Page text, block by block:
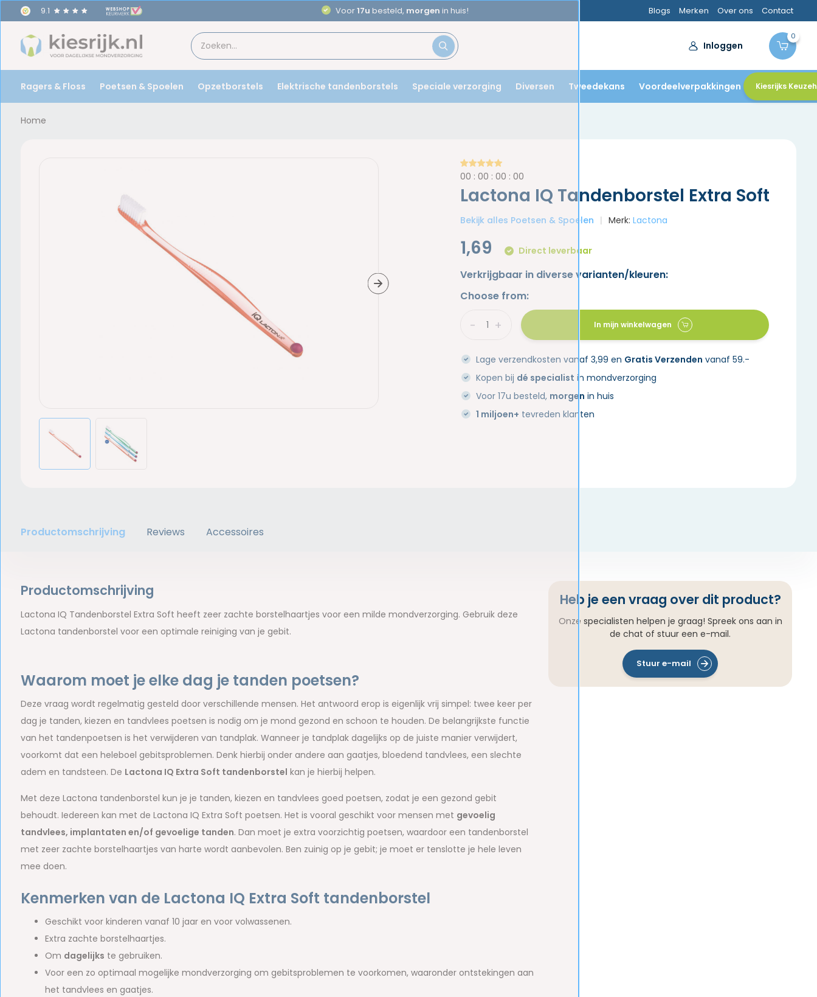
9.1 Aanbevolen doortandartsen Blogs Merken Over ons Contact
Inloggen
0
Ragers & Floss Poetsen & Spoelen Opzetborstels Elektrische tandenborstels Speciale verzorging Diversen Tweedekans Voordeelverpakkingen Kiesrijks
Home
00 :00 :00 :00
Lactona IQ Tandenborstel Extra Soft
Bekijk alles Poetsen & Spoelen Merk:Lactona
1,69 Direct leverbaar
Verkrijgbaar in diverse varianten/kleuren:
Choose from:
+
- In mijn winkelwagen
Lage verzendkosten vanaf 3,99 en Gratis Verzenden vanaf 59.-
Kopen bij dé specialist in mondverzorging
Voor 17u besteld, morgen in huis
1 miljoen+ tevreden klanten
Productomschrijving Reviews Accessoires
Productomschrijving
Lactona IQ Tandenborstel Extra Soft heeft zeer zachte borstelhaartjes voor een milde mondverzorging. Gebruik deze
Lactona tandenborstel voor een optimale reiniging van je gebit.
Waarom moet je elke dag je tanden poetsen?
Deze vraag wordt regelmatig gesteld door verschillende mensen. Het antwoord erop is eigenlijk vrij simpel: twee keer per
dag je tanden, kiezen en tandvlees poetsen is nodig om je mond gezond en schoon te houden. De belangrijkste functie
van het tandenpoetsen is het verwijderen van tandplak. Wanneer je tandplak dagelijks op de juiste manier verwijdert,
voorkomt dat een heleboel gebitsproblemen. Denk hierbij onder andere aan gaatjes, bloedend tandvlees, een slechte
adem en tandsteen. De Lactona IQ Extra Soft tandenborstel kan je hierbij helpen.
Met deze Lactona tandenborstel kun je je tanden, kiezen en tandvlees goed poetsen, zodat je een gezond gebit
behoudt. Iedereen kan met de Lactona IQ Extra Soft poetsen. Het is vooral geschikt voor mensen met gevoelig
tandvlees, implantaten en/of gevoelige tanden. Dan moet je extra voorzichtig poetsen, waardoor een tandenborstel
met zeer zachte borstelhaartjes van harte wordt aanbevolen. Ben zuinig op je gebit; je moet er tenslotte je hele leven
mee doen.
Kenmerken van de Lactona IQ Extra Soft tandenborstel
Geschikt voor kinderen vanaf 10 jaar en voor volwassenen.
Extra zachte borstelhaartjes.
Om dagelijks te gebruiken.
Voor een zo optimaal mogelijke mondverzorging om gebitsproblemen te voorkomen, waaronder ontstekingen aan
het tandvlees en gaatjes.
Heb je een vraag over dit product?
Onze specialisten helpen je graag! Spreek ons aan in
de chat of stuur een e-mail.
Stuur e-mail